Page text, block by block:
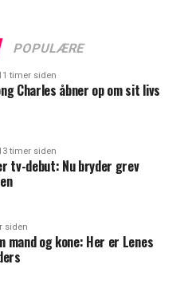
POPULÆRE
timer siden
Charles åbner op om sit livs
timer siden
tv-debut: Nu bryder grev
siden
mand og kone: Her er Lenes